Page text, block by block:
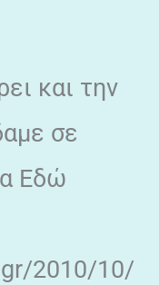
και την
σε
Εδώ
2010/10/